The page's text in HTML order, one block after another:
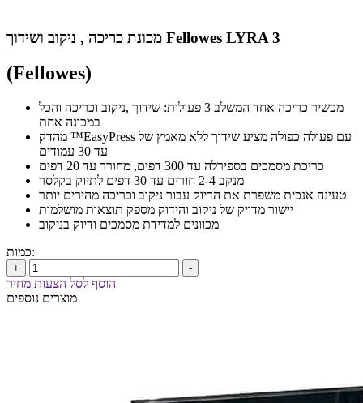
מכונת כריכה , ניקוב ושידוך Fellowes LYRA 3
(Fellowes)
מכשיר כריכה אחד המשלב 3 פעולות: שידוך ,ניקוב וכריכה והכל
במכונה אחת
מהדק ™EasyPress עם פעולה כפולה מציע שידוך ללא מאמץ של
עד 30 עמודים
כריכת מסמכים בספירלה עד 300 דפים, מחורר עד 20 דפים
מנקב 2-4 חורים עד 30 דפים לתיוק בקלסר
טעינה אנכית משפרת את הדיוק עבור ניקוב וכריכה מהירים יותר
יישור מדויק של ניקוב והידוק מספק תוצאות מושלמות
מכוונים למדידת מסמכים ודיוק בניקוב
כמות:
+ -
הוסף לסל הצעות מחיר
מוצרים נוספים